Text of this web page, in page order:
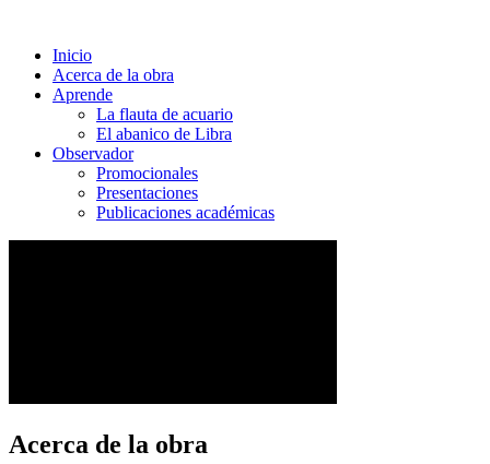
Inicio
Acerca de la obra
Aprende
La flauta de acuario
El abanico de Libra
Observador
Promocionales
Presentaciones
Publicaciones académicas
Acerca de la obra